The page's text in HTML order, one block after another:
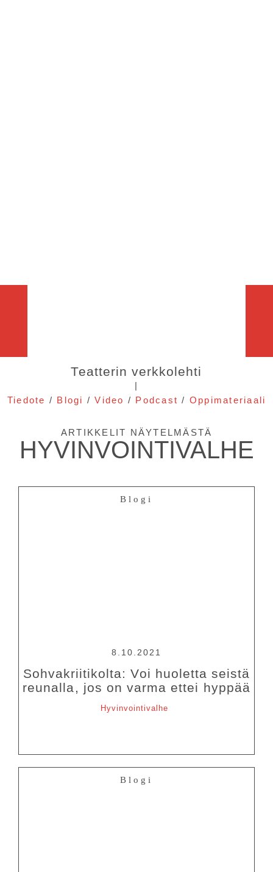
Teatterin verkkolehti
|
Tiedote / Blogi /Video / Podcast / Oppimateriaali
ARTIKKELIT NÄYTELMÄSTÄ
HYVINVOINTIVALHE
Blogi
8.10.2021
Sohvakriitikolta: Voi huoletta seistä
reunalla, jos on varma ettei hyppää
Hyvinvointivalhe
Blogi